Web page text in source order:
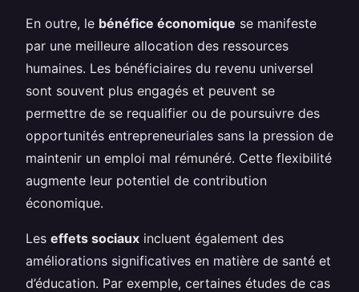
En outre, le bénéfice économique se manifeste
par une meilleure allocation des ressources
humaines. Les bénéficiaires du revenu universel
sont souvent plus engagés et peuvent se
permettre de se requalifier ou de poursuivre des
opportunités entrepreneuriales sans la pression de
maintenir un emploi mal rémunéré. Cette flexibilité
augmente leur potentiel de contribution
économique.
Les effets sociaux incluent également des
améliorations significatives en matière de santé et
d’éducation. Par exemple, certaines études de cas